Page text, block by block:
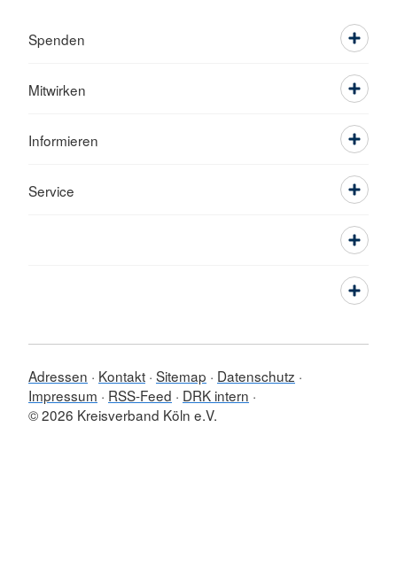
Spenden
Mitwirken
Informieren
Service
Adressen Kontakt Sitemap
Datenschutz
Impressum
RSS-Feed
DRK intern
© 2026 Kreisverband Köln e.V.